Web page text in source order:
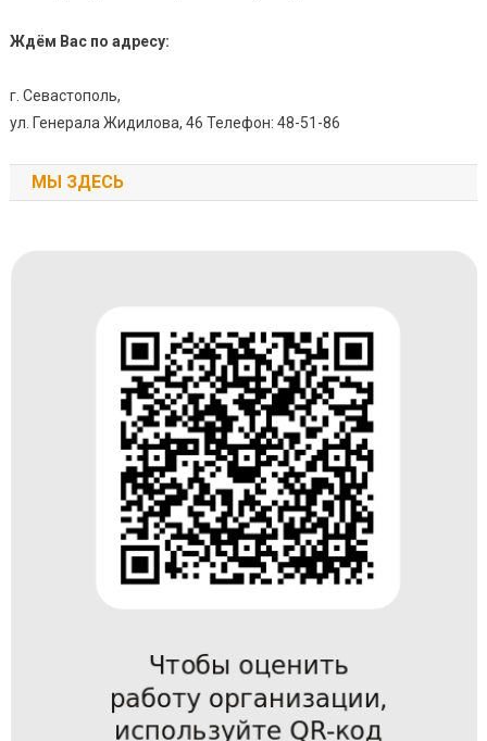
Ждём Вас по адресу:
г. Севастополь,
ул. Генерала Жидилова, 46 Телефон: 48-51-86
МЫ ЗДЕСЬ